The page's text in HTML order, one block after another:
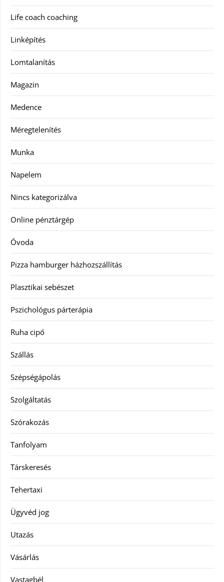
Life coach coaching
Linképítés
Lomtalanítás
Magazin
Medence
Méregtelenítés
Munka
Napelem
Nincs kategorizálva
Online pénztárgép
Óvoda
Pizza hamburger házhozszállítás
Plasztikai sebészet
Pszichológus párterápia
Ruha cipő
Szállás
Szépségápolás
Szolgáltatás
Szórakozás
Tanfolyam
Társkeresés
Tehertaxi
Ügyvéd jog
Utazás
Vásárlás
Vastagbél